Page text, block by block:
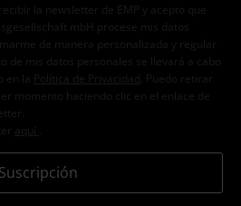
la newsletter de EMP y acepto que
mbH procese mis datos
de manera personalizada y regular
de mis datos personales se llevará a cabo
la
Política de Privacidad . Puedo retirar
momento haciendo clic en el enlace de
aquí
Suscripción